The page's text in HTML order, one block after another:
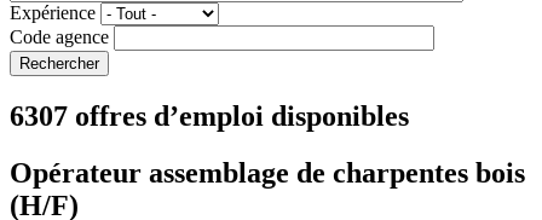
Expérience
Code agence
6307 offres d’emploi disponibles
Opérateur assemblage de charpentes bois
(H/F)